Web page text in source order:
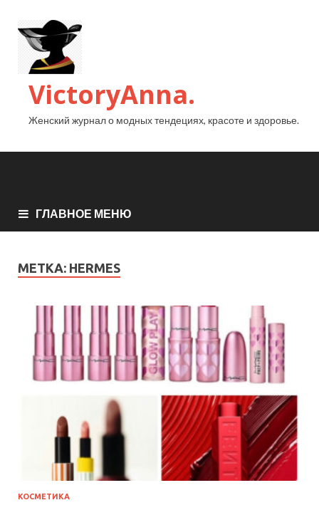
VictoryAnna.
Женский журнал о модных тендециях, красоте и здоровье.
ГЛАВНОЕ МЕНЮ
МЕТКА: HERMES
КОСМЕТИКА